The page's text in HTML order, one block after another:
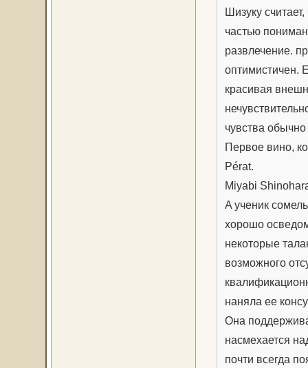
Шизуку
частью
развлечение.
оптимистичен.
красивая
чувства
Первое вино,
Pérat.
Miyabi
A ученик
хорошо
некоторые
возможного
наняла ее
Она
насмехается
почти всегда